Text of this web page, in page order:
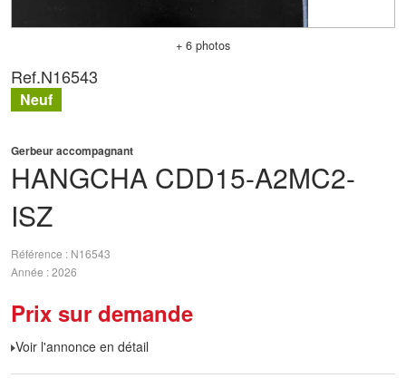
+ 6 photos
HANGCHA CDD15-A2MC2-
ISZ
Gerbeur accompagnant
Référence
N16543
Année 2026
Prix sur demande
Voir l'annonce en détail
Ref.N16543
Neuf